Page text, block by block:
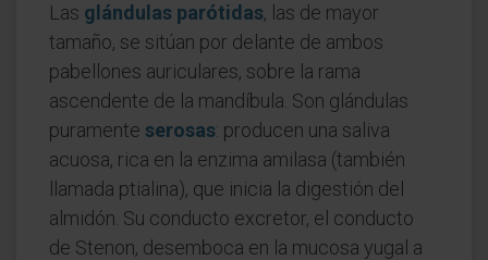
Las glándulas parótidas, las de mayor
tamaño, se sitúan por delante de ambos
pabellones auriculares, sobre la rama
ascendente de la mandíbula. Son glándulas
puramente serosas: producen una saliva
acuosa, rica en la enzima amilasa (también
llamada ptialina), que inicia la digestión del
almidón. Su conducto excretor, el conducto
de Stenon, desemboca en la mucosa yugal a